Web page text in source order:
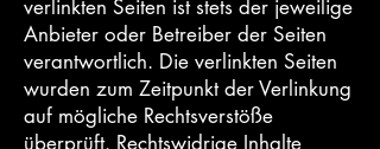
verlinkten Seiten ist stets der jeweilige
Anbieter oder Betreiber der Seiten
verantwortlich. Die verlinkten Seiten
wurden zum Zeitpunkt der Verlinkung
auf mögliche Rechtsverstöße
überprüft. Rechtswidrige Inhalte